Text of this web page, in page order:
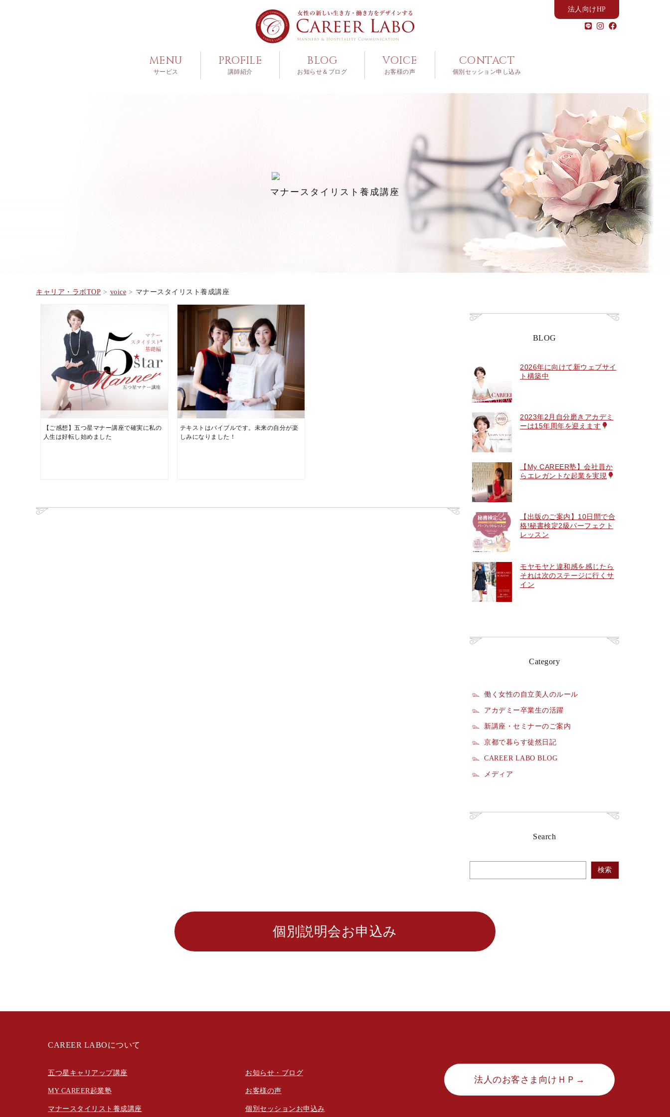
法人向けHP
MENU
サービス
PROFILE
講師紹介
BLOG
お知らせ＆ブログ
VOICE
お客様の声
CONTACT
個別セッション申し込み
マナースタイリスト養成講座
キャリア・ラボTOP voice マナースタイリスト養成講座
【ご感想】五つ星マナー講座で確実に私の
人生は好転し始めました
テキストはバイブルです。未来の自分が楽
しみになりました！
BLOG
2026年に向けて新ウェブサイ
ト構築中
2023年2月自分磨きアカデミ
ーは15年周年を迎えます
【My CAREER塾】会社員か
らエレガントな起業を実現
【出版のご案内】10日間で合
格!秘書検定2級パーフェクト
レッスン
モヤモヤと違和感を感じたら
それは次のステージに行くサ
イン
Category
働く女性の自立美人のルール
アカデミー卒業生の活躍
新講座・セミナーのご案内
京都で暮らす徒然日記
CAREER LABO BLOG
メディア
Search
検索
個別説明会お申込み
CAREER LABOについて
五つ星キャリアップ講座
MY CAREER起業塾
マナースタイリスト養成講座
お知らせ・ブログ
お客様の声
個別セッションお申込み
法人のお客さま向けＨＰ→